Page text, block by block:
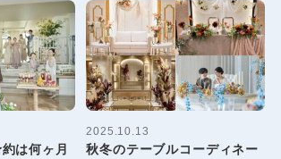
は何ヶ月
2025.10.13
秋冬のテーブルコーディネー